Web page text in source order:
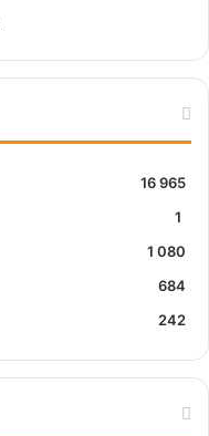
16 965
1
1 080
684
242